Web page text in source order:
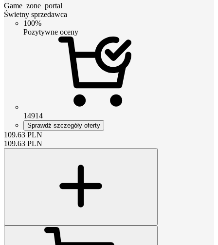
Game_zone_portal
Świetny sprzedawca
100%
Pozytywne oceny
14914
Sprawdź szczegóły oferty
109.63 PLN
109.63 PLN